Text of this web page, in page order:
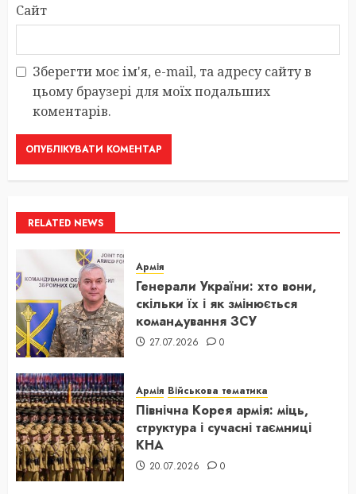
Сайт
Зберегти моє ім'я, e-mail, та адресу сайту в
цьому браузері для моїх подальших
коментарів.
RELATED NEWS
Армія
Генерали України: хто вони,
скільки їх і як змінюється
командування ЗСУ
27.07.2026 0
Армія Військова тематика
Північна Корея армія: міць,
структура і сучасні таємниці
КНА
20.07.2026 0